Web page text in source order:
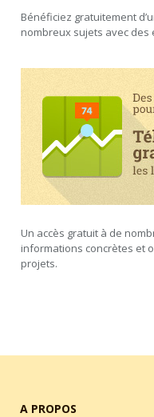
Bénéficiez gratuitement
nombreux sujets avec
Un accès gratuit à de
informations concrètes et
projets.
A PROPOS